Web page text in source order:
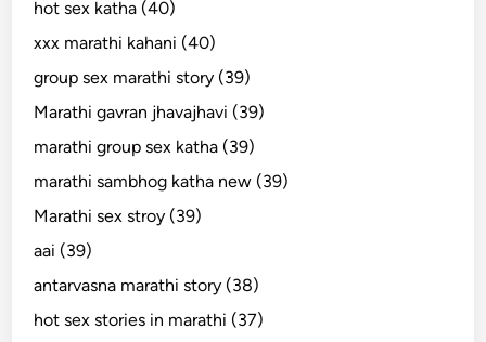
hot sex katha (40)
xxx marathi kahani (40)
group sex marathi story (39)
Marathi gavran jhavajhavi (39)
marathi group sex katha (39)
marathi sambhog katha new (39)
Marathi sex stroy (39)
aai (39)
antarvasna marathi story (38)
hot sex stories in marathi (37)